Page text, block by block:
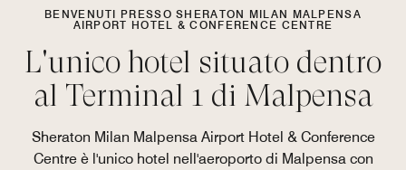
BENVENUTI PRESSO SHERATON MILAN MALPENSA
AIRPORT HOTEL & CONFERENCE CENTRE
L'unico hotel situato dentro
al Terminal 1 di Malpensa
Sheraton Milan Malpensa Airport Hotel & Conference
Centre è l'unico hotel nell'aeroporto di Malpensa con